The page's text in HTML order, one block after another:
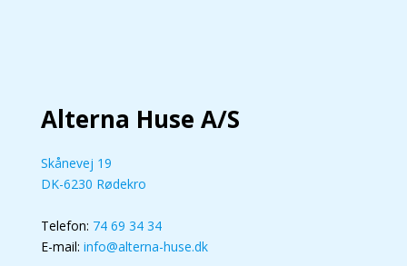
Alterna Huse A/S
Skånevej 19
DK-6230 Rødekro
Telefon: 74 69 34 34
E-mail: info@alterna-huse.dk